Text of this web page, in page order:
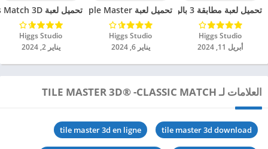
تحميل لعبة مطابقة 3 بالونات مهكرة للاندرويد 2024
Higgs Studio‏
أبريل 11, 2024
تحميل لعبة Goods Match 3D – Triple Master مهكرة للاندرويد 2024
Higgs Studio‏
يناير 6, 2024
تحميل لعبة Bubble Boxes Match 3D مهكرة للاندرويد 2024
Higgs Studio‏
يناير 2, 2024
العلامات لـ TILE MASTER 3D® -CLASSIC MATCH
tile master 3d download
tile master 3d en ligne